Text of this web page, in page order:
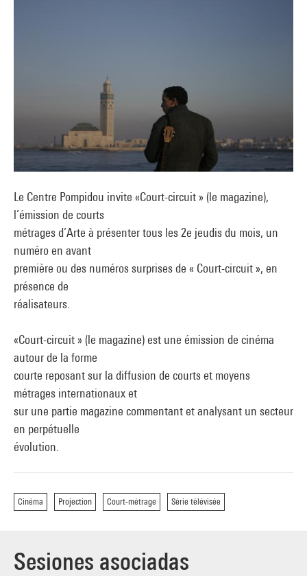
Le Centre Pompidou invite «Court-circuit » (le magazine),
l’émission de courts
métrages d’Arte à présenter tous les 2e jeudis du mois, un
numéro en avant
première ou des numéros surprises de « Court-circuit », en
présence de
réalisateurs.
«Court-circuit » (le magazine) est une émission de cinéma
autour de la forme
courte reposant sur la diffusion de courts et moyens
métrages internationaux et
sur une partie magazine commentant et analysant un secteur
en perpétuelle
évolution.
Cinéma Projection Court-métrage Série télévisée
Sesiones asociadas